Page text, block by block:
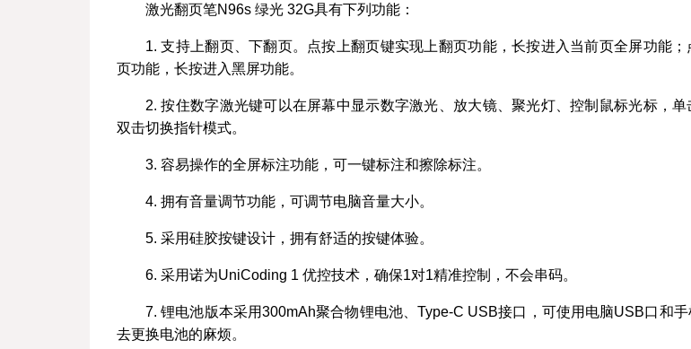
激光翻页笔N96s 绿光 32G具有下列功能：
1. 支持上翻页、下翻页。点按上翻页键实现上翻页功能，长按进入当前页全屏功能
页功能，长按进入黑屏功能。
2. 按住数字激光键可以在屏幕中显示数字激光、放大镜、聚光灯、控制鼠标光标，单
双击切换指针模式。
3. 容易操作的全屏标注功能，可一键标注和擦除标注。
4. 拥有音量调节功能，可调节电脑音量大小。
5. 采用硅胶按键设计，拥有舒适的按键体验。
6. 采用诺为UniCoding 1 优控技术，确保1对1精准控制，不会串码。
7. 锂电池版本采用300mAh聚合物锂电池、Type-C USB接口，可使用电脑USB口和
去更换电池的麻烦。